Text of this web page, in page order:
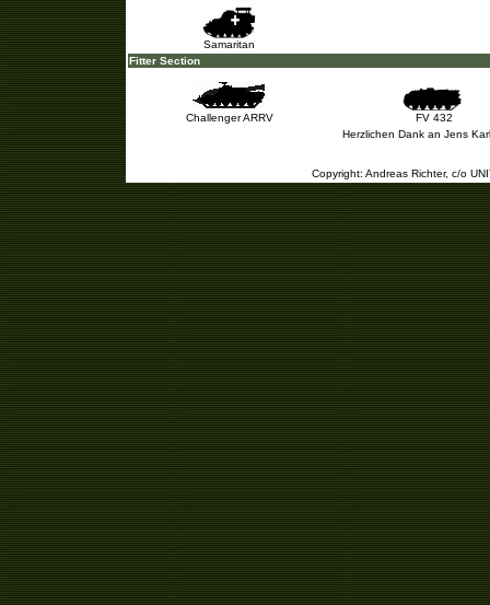
Samaritan
Fitter Section
Challenger ARRV
FV 432
Herzlichen Dank an Jens
Copyright: Andreas Richter, c/o